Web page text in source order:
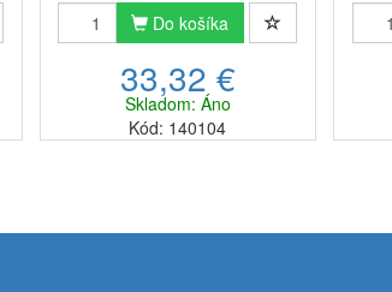
horčíkom 8 ksVzdať sa nákupu
balenej vody v prospech pitia
filtrovanej vody z filtračnej
kanvice má mnoho výhod. Vďaka
tejto malej zmene znížite spot...
Do košíka
33,32 €
Skladom: Áno
Kód: 140104